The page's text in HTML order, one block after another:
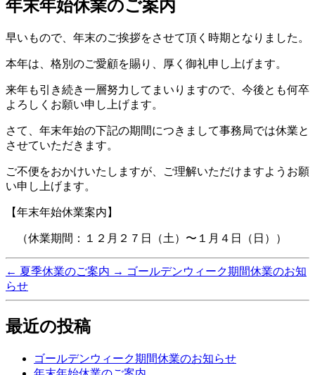
年末年始休業のご案内
早いもので、年末のご挨拶をさせて頂く時期となりました。
本年は、格別のご愛顧を賜り、厚く御礼申し上げます。
来年も引き続き一層努力してまいりますので、今後とも何卒
よろしくお願い申し上げます。
さて、年末年始の下記の期間につきまして事務局では休業と
させていただきます。
ご不便をおかけいたしますが、ご理解いただけますようお願
い申し上げます。
【年末年始休業案内】
（休業期間：１２月２７日（土）〜１月４日（日））
← 夏季休業のご案内 → ゴールデンウィーク期間休業のお知
らせ
最近の投稿
ゴールデンウィーク期間休業のお知らせ